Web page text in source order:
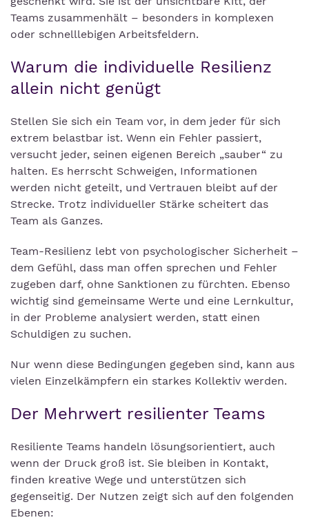
Teams zusammenhält – besonders in komplexen
oder schnelllebigen Arbeitsfeldern.
Warum die individuelle Resilienz
allein nicht genügt
Stellen Sie sich ein Team vor, in dem jeder für sich
extrem belastbar ist. Wenn ein Fehler passiert,
versucht jeder, seinen eigenen Bereich „sauber“ zu
halten. Es herrscht Schweigen, Informationen
werden nicht geteilt, und Vertrauen bleibt auf der
Strecke. Trotz individueller Stärke scheitert das
Team als Ganzes.
Team-Resilienz lebt von psychologischer Sicherheit –
dem Gefühl, dass man offen sprechen und Fehler
zugeben darf, ohne Sanktionen zu fürchten. Ebenso
wichtig sind gemeinsame Werte und eine Lernkultur,
in der Probleme analysiert werden, statt einen
Schuldigen zu suchen.
Nur wenn diese Bedingungen gegeben sind, kann aus
vielen Einzelkämpfern ein starkes Kollektiv werden.
Der Mehrwert resilienter Teams
Resiliente Teams handeln lösungsorientiert, auch
wenn der Druck groß ist. Sie bleiben in Kontakt,
finden kreative Wege und unterstützen sich
gegenseitig. Der Nutzen zeigt sich auf den folgenden
Ebenen: